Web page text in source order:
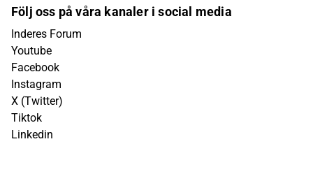
Följ oss på våra kanaler i social media
Inderes Forum
Youtube
Facebook
Instagram
X (Twitter)
Tiktok
Linkedin